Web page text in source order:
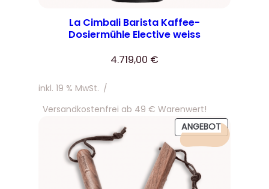
La Cimbali Barista Kaffee-
Dosiermühle Elective weiss
4.719,00 €
inkl. 19 % MwSt. /
Versandkostenfrei ab 49 € Warenwert!
ANGEBOTPRODUKT
IM